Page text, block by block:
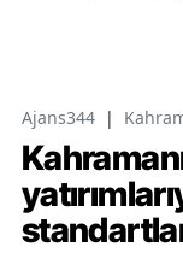
Ajans344 |